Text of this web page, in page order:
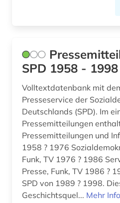
SPD 1958 - 1998
Volltextdatenbank mit
Presseservice der
Deutschlands (SPD). Im
Pressemitteilungen
Pressemitteilungen und
1958 ? 1976
Funk, TV 1976 ? 1986
Presse, Funk, TV 1986 ?
SPD von 1989 ? 1998.
Geschichtsquel... Mehr